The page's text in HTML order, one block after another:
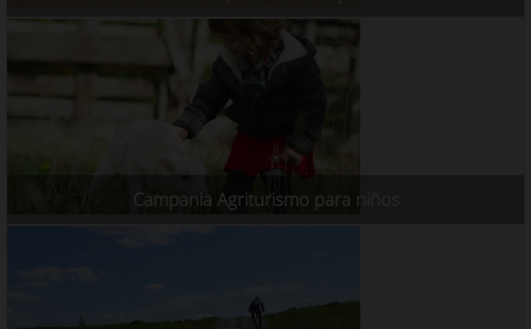
Campania Agriturismo para niños